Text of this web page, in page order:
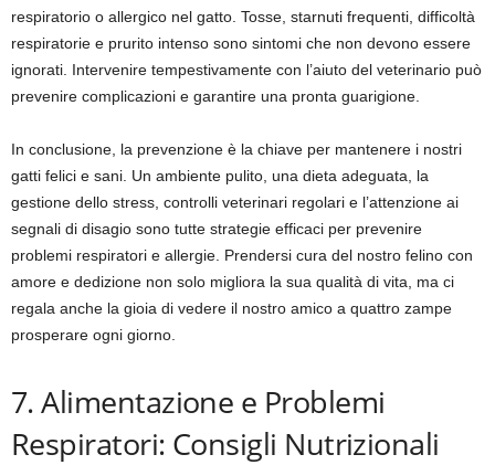
respiratorio o allergico nel gatto. Tosse, starnuti frequenti, difficoltà
respiratorie e prurito intenso sono sintomi che non devono essere
ignorati. Intervenire tempestivamente con l’aiuto del veterinario può
prevenire complicazioni e garantire una pronta guarigione.
In conclusione, la prevenzione è la chiave per mantenere i nostri
gatti felici e sani. Un ambiente pulito, una dieta adeguata, la
gestione dello stress, controlli veterinari regolari e l’attenzione ai
segnali di disagio sono tutte strategie efficaci per prevenire
problemi respiratori e allergie. Prendersi cura del nostro felino con
amore e dedizione non solo migliora la sua qualità di vita, ma ci
regala anche la gioia di vedere il nostro amico a quattro zampe
prosperare ogni giorno.
7. Alimentazione e Problemi
Respiratori: Consigli Nutrizionali